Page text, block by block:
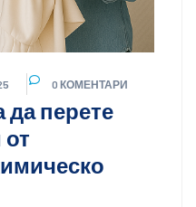
0 КОМЕНТАРИ
да перете